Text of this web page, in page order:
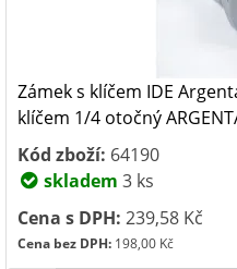
Zámek s klíčem IDE
klíčem 1/4 otočný
Kód zboží: 64190
skladem 3 ks
Cena s DPH: 239,58 Kč
Cena bez DPH: 198,00 Kč